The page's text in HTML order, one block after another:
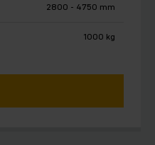
2800 - 4750 mm
1000 kg